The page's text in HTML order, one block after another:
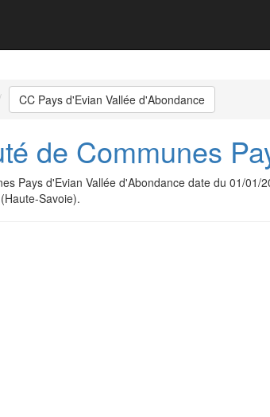
CC Pays d'Evian Vallée d'Abondance
de Communes
Pays d'Evian Vallée d'Abondance date du 01/
Savoie).